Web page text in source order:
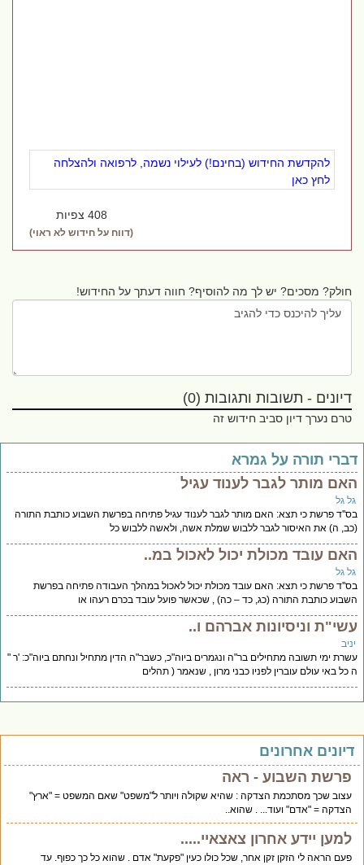
להקדשת החידוש (בחינם!) לעילוי נשמה, לרפואה ולהצלחה
לחץ כאן
408 צפיות
(דווח על חידוש לא ראוי)
חולק? מסכים? יש לך מה להוסיף? חווה דעתך על החידוש!
דיונים - תשובות ותגובות (0)
טרם נערך דיון סביב חידוש זה
תורה על גמרא
מותר לגבר לענוד עגיל
גל
פרשת כי תצא: האם מותר לגבר לענוד עגיל פתיחה בפרשת השבוע כותבת התורה
ה) את האיסור לגבר ללבוש שמלת אשה, ולאשה ללבוש כל
עובד מכולת יכול לאכול במ..
גל
פרשת כי תצא: האם עובד מכולת יכול לאכול במהלך העבודה פתיחה בפרשת
כותבת התורה (כג, כד – כה) , שכאשר פועל עובד בכרם רעהו או
וניסיונות אברהם ו..
ימי תשובה מתחילים בר"ה ונגמרים ביוה"כ, כשבר"ה הדין מתחיל ונחתם ביוה"כ: 'ר "
באי עולם עוברין לפניו כבני מרון , שנאמר ( תהלים
אחרונים
פרשת השבוע - ראה
עצוב שכך מסתכמת הצדקה : שהיא שקולה ויותר ל"משפט" שאם המשפט = "ארץ"
הצדקה = "אדם" ועוד... . שהוא..
למען יידע אחרון צאצאיי.....
פעם הראה לי הזקן זקן אחר, שכל כולו כעין "פקעת" אדם . שהוא כל כך כפוף. עד